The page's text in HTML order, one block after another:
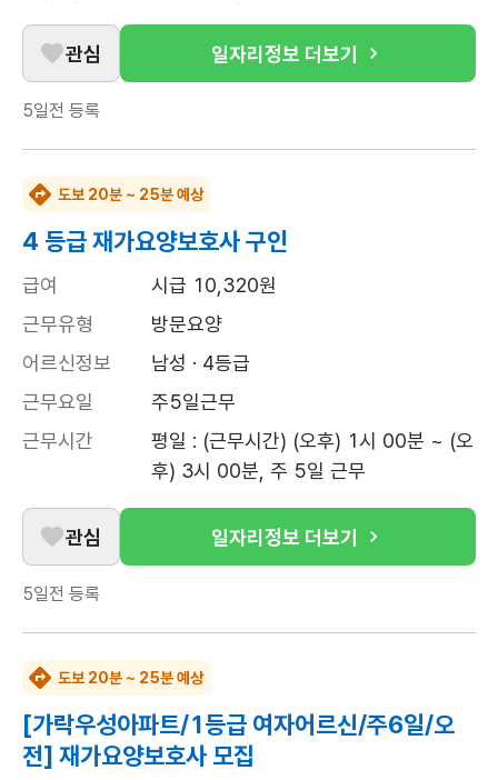
관심 일자리정보 더보기
5일전 등록
도보 20분 ~ 25분 예상
4 등급 재가요양보호사 구인
급여
시급 10,320원
근무유형
방문요양
어르신정보
남성 · 4등급
근무요일
주5일근무
근무시간
평일 : (근무시간) (오후) 1시 00분 ~ (오
후) 3시 00분, 주 5일 근무
관심 일자리정보 더보기
5일전 등록
도보 20분 ~ 25분 예상
[가락우성아파트/1등급 여자어르신/주6일/오
전] 재가요양보호사 모집